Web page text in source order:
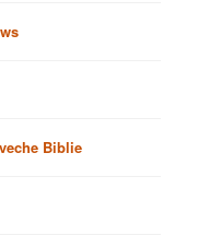
Biblie